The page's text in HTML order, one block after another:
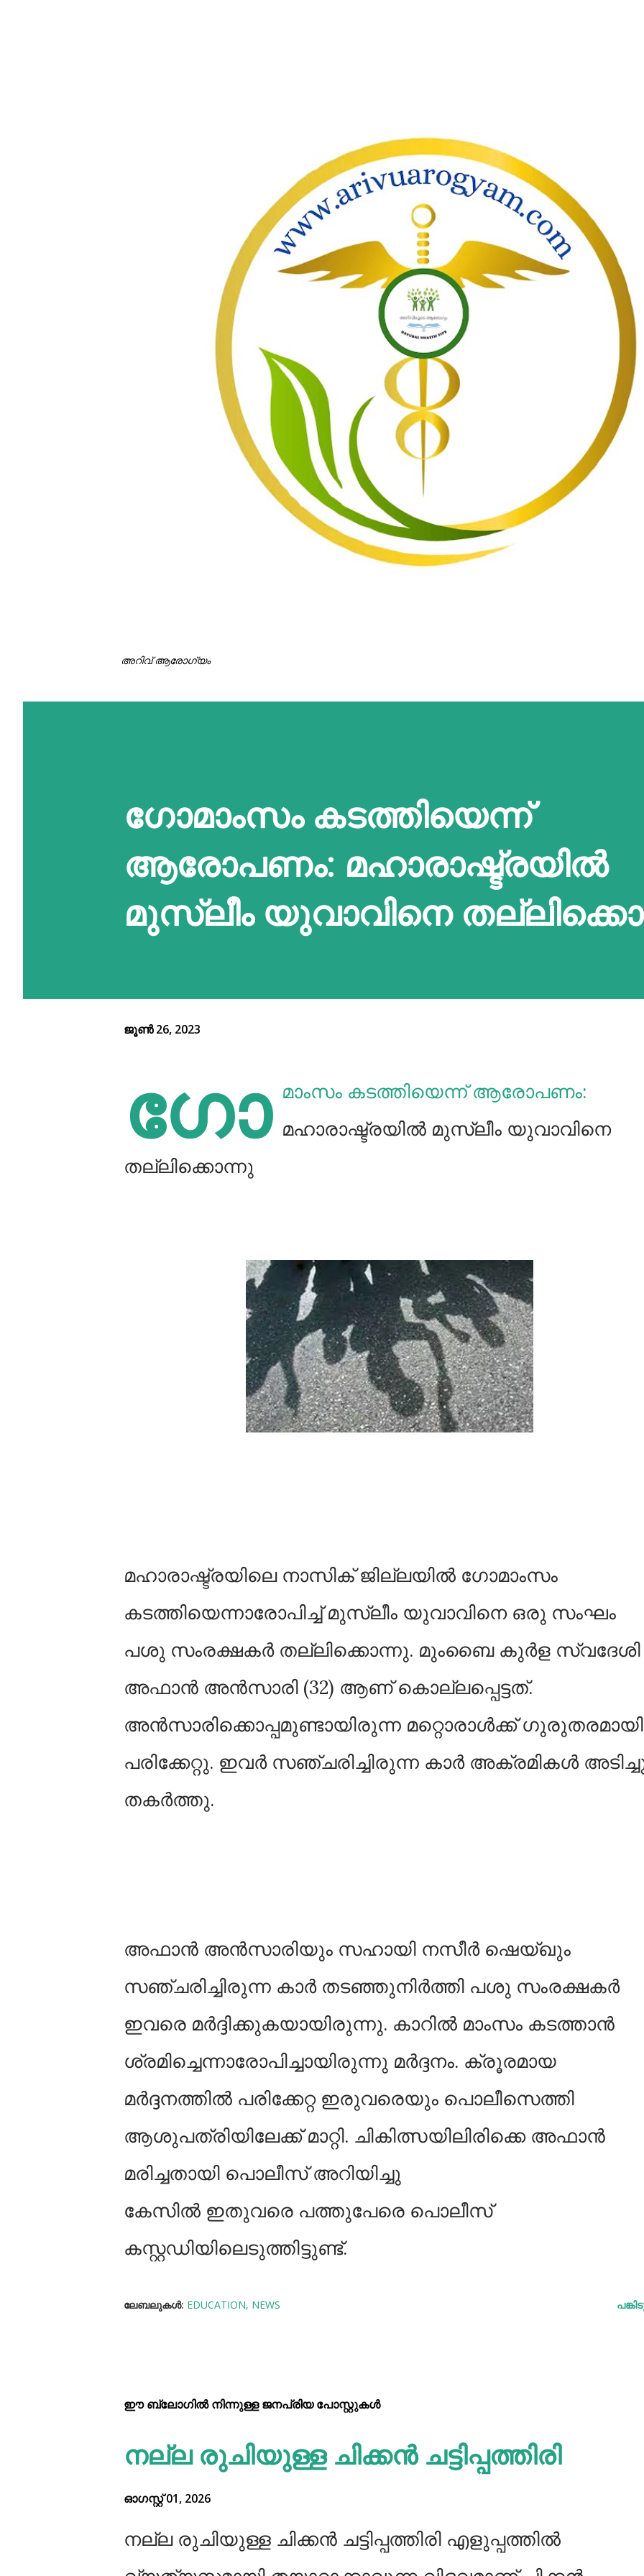
അറിവ് ആരോഗ്യം
ഗോമാംസം കടത്തിയെന്ന്
ആരോപണം: മഹാരാഷ്ട്രയിൽ
മുസ്ലീം യുവാവിനെ
ജൂൺ 26, 2023
ഗോ മാംസം കടത്തിയെന്ന് ആരോപണം:
മഹാരാഷ്ട്രയിൽ മുസ്ലീം യുവാവിനെ
തല്ലിക്കൊന്നു
മഹാരാഷ്ട്രയിലെ നാസിക് ജില്ലയിൽ ഗോമാംസം
കടത്തിയെന്നാരോപിച്ച് മുസ്ലീം യുവാവിനെ ഒരു സംഘം
പശു സംരക്ഷകർ തല്ലിക്കൊന്നു. മുംബൈ കുർള സ്വദേശി
അഫാൻ അൻസാരി (32) ആണ് കൊല്ലപ്പെട്ടത്.
അൻസാരിക്കൊപ്പമുണ്ടായിരുന്ന മറ്റൊരാൾക്ക് ഗുരുതരമായി
പരിക്കേറ്റു. ഇവർ സഞ്ചരിച്ചിരുന്ന കാർ അക്രമികൾ
തകർത്തു.
അഫാൻ അൻസാരിയും സഹായി നസീർ ഷെയ്ഖും
സഞ്ചരിച്ചിരുന്ന കാർ തടഞ്ഞുനിർത്തി പശു സംരക്ഷകർ
ഇവരെ മർദ്ദിക്കുകയായിരുന്നു. കാറിൽ മാംസം കടത്താൻ
ശ്രമിച്ചെന്നാരോപിച്ചായിരുന്നു മർദ്ദനം. ക്രൂരമായ
മർദ്ദനത്തിൽ പരിക്കേറ്റ ഇരുവരെയും പൊലീസെത്തി
ആശുപത്രിയിലേക്ക് മാറ്റി. ചികിത്സയിലിരിക്കെ അഫാൻ
മരിച്ചതായി പൊലീസ് അറിയിച്ചു
കേസിൽ ഇതുവരെ പത്തുപേരെ പൊലീസ്
കസ്റ്റഡിയിലെടുത്തിട്ടുണ്ട്.
ലേബലുകള്‍: EDUCATION NEWS
ഈ ബ്ലോഗിൽ നിന്നുള്ള ജനപ്രിയ പോസ്റ്റുകള്‍‌
നല്ല രുചിയുള്ള ചിക്കൻ ചട്ടിപ്പത്തിരി
ഓഗസ്റ്റ് 01, 2026
നല്ല രുചിയുള്ള ചിക്കൻ ചട്ടിപ്പത്തിരി എളുപ്പത്തിൽ